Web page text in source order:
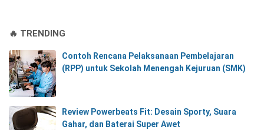
🔥 TRENDING
Contoh Rencana Pelaksanaan Pembelajaran
(RPP) untuk Sekolah Menengah Kejuruan (SMK)
Review Powerbeats Fit: Desain Sporty, Suara
Gahar, dan Baterai Super Awet